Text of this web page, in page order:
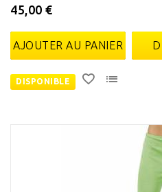
45,00 €
AJOUTER AU PANIER
DISPONIBLE